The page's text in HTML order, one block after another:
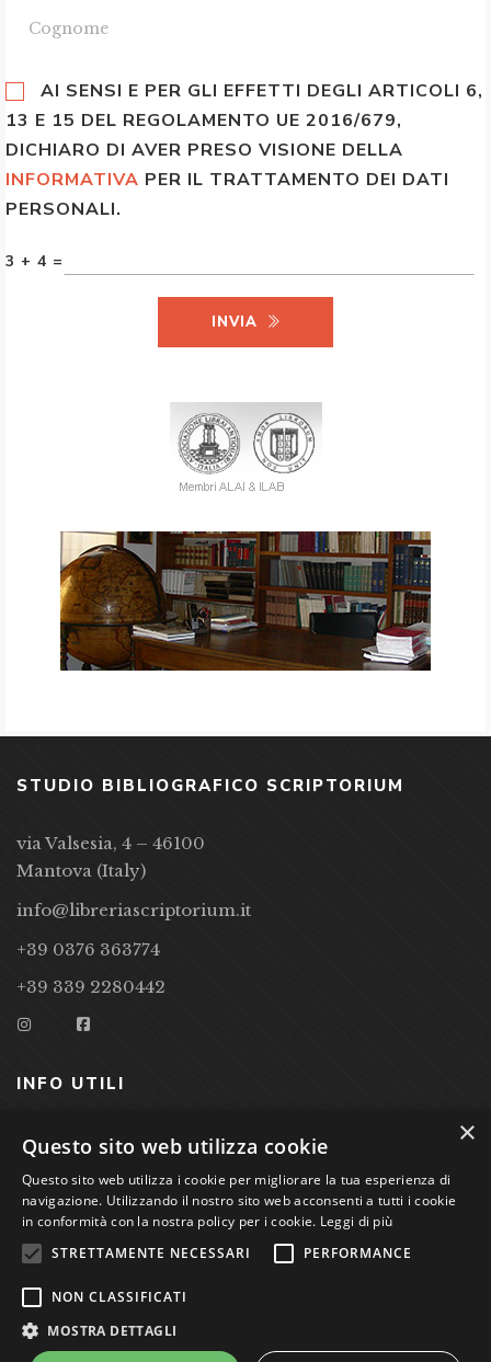
AI SENSI E PER GLI EFFETTI DEGLI ARTICOLI 6,
13 E 15 DEL REGOLAMENTO UE 2016/679,
DICHIARO DI AVER PRESO VISIONE DELLA
INFORMATIVA PER IL TRATTAMENTO DEI DATI
PERSONALI.
3 + 4 =
INVIA
STUDIO BIBLIOGRAFICO SCRIPTORIUM
via Valsesia, 4 – 46100
Mantova (Italy)
info@libreriascriptorium.it
+39 0376 363774
+39 339 2280442
INFO UTILI
CONDIZIONI DI VENDITA
PRIVACY POLICY
COOKIE POLICY
Studio Bibliografico Scriptorium Dott.ssa Sara Bassi VAT
nr. 01744000207
×
Questo sito web utilizza cookie
Questo sito web utilizza i cookie per migliorare la tua esperienza di
navigazione. Utilizzando il nostro sito web acconsenti a tutti i cookie
in conformità con la nostra policy per i cookie. Leggi di più
STRETTAMENTE NECESSARI
PERFORMANCE
NON CLASSIFICATI
MOSTRA DETTAGLI